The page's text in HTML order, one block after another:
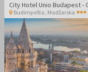
Budimpešta, Madžarska